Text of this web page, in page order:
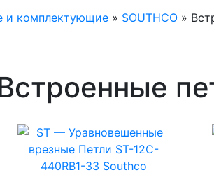
и комплектующие » SOUTHCO »